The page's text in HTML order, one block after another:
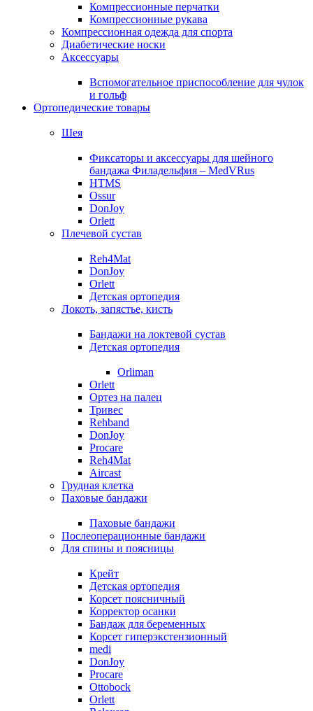
Компрессионные перчатки
Компрессионные рукава
Компрессионная одежда для спорта
Диабетические носки
Аксессуары
Вспомогательное приспособление для чулок
и гольф
Ортопедические товары
Шея
Фиксаторы и аксессуары для шейного
бандажа Филадельфия – MedVRus
HTMS
Ossur
DonJoy
Orlett
Плечевой сустав
Reh4Mat
DonJoy
Orlett
Детская ортопедия
Локоть, запястье, кисть
Бандажи на локтевой сустав
Детская ортопедия
Orliman
Orlett
Ортез на палец
Тривес
Rehband
DonJoy
Procare
Reh4Mat
Aircast
Грудная клетка
Паховые бандажи
Паховые бандажи
Послеоперационные бандажи
Для спины и поясницы
Крейт
Детская ортопедия
Корсет поясничный
Корректор осанки
Бандаж для беременных
Корсет гиперэкстензионный
medi
DonJoy
Procare
Ottobock
Orlett